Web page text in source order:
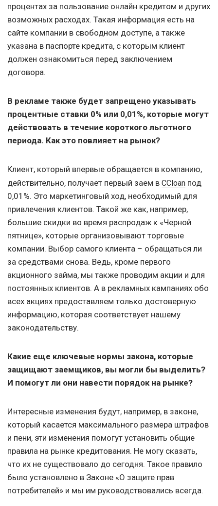
процентах за пользование онлайн кредитом и других
возможных расходах. Такая информация есть на
сайте компании в свободном доступе, а также
указана в паспорте кредита, с которым клиент
должен ознакомиться перед заключением
договора.
В рекламе также будет запрещено указывать
процентные ставки 0% или 0,01%, которые могут
действовать в течение короткого льготного
периода. Как это повлияет на рынок?
Клиент, который впервые обращается в компанию,
действительно, получает первый заем в CCloan под
0,01%. Это маркетинговый ход, необходимый для
привлечения клиентов. Такой же как, например,
большие скидки во время распродаж к «Черной
пятнице», которые организовывают торговые
компании. Выбор самого клиента – обращаться ли
за средствами снова. Ведь, кроме первого
акционного займа, мы также проводим акции и для
постоянных клиентов. А в рекламных кампаниях обо
всех акциях предоставляем только достоверную
информацию, которая соответствует нашему
законодательству.
Какие еще ключевые нормы закона, которые
защищают заемщиков, вы могли бы выделить?
И помогут ли они навести порядок на рынке?
Интересные изменения будут, например, в законе,
который касается максимального размера штрафов
и пени, эти изменения помогут установить общие
правила на рынке кредитования. Не могу сказать,
что их не существовало до сегодня. Такое правило
было установлено в Законе «О защите прав
потребителей» и мы им руководствовались всегда.